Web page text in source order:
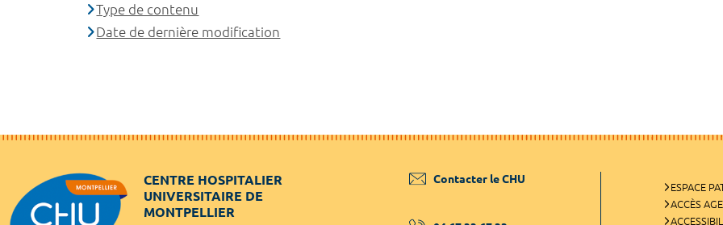
Type de contenu
Date de dernière modification
CENTRE HOSPITALIER
UNIVERSITAIRE DE
MONTPELLIER
Contacter le CHU
ESPACE
ACCÈS